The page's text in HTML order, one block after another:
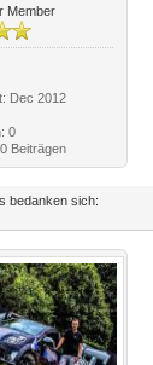
Member
Dec 2012
0
Beiträgen
bedanken sich: